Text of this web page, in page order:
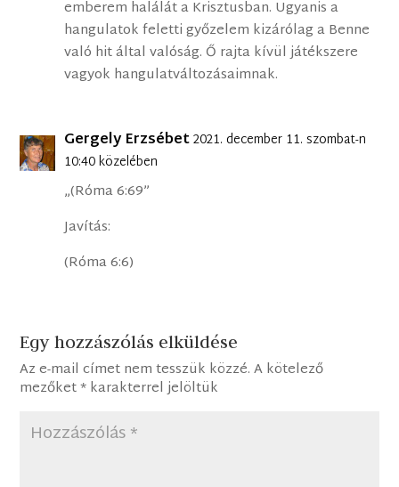
emberem halálát a Krisztusban. Ugyanis a
hangulatok feletti győzelem kizárólag a Benne
való hit által valóság. Ő rajta kívül játékszere
vagyok hangulatváltozásaimnak.
Gergely Erzsébet2021. december 11. szombat-n
10:40 közelében
„(Róma 6:69”
Javítás:
(Róma 6:6)
Egy hozzászólás elküldése
Az e-mail címet nem tesszük közzé. A kötelező
mezőket*karakterrel jelöltük